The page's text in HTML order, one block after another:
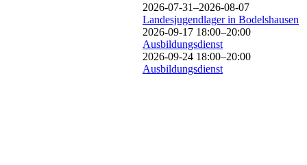
2026-07-31–2026-08-07
Landesjugendlager in Bodelshausen
2026-09-17 18:00–20:00
Ausbildungsdienst
2026-09-24 18:00–20:00
Ausbildungsdienst